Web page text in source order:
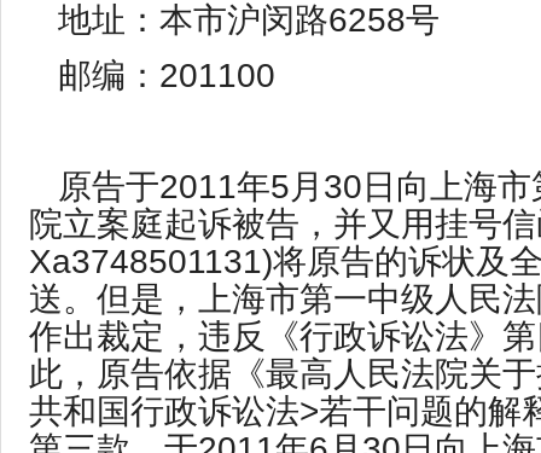
地址：本市沪闵路6258号
邮编：201100
原告于2011年5月30日向上海
院立案庭起诉被告，并又用挂号
Xa3748501131)将原告的诉状及
送。但是，上海市第一中级人民
作出裁定，违反《行政诉讼法》
此，原告依据《最高人民法院关
共和国行政诉讼法>若干问题的解